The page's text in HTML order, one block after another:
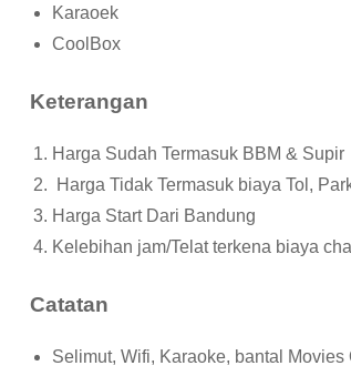
Karaoek
CoolBox
Keterangan
Harga Sudah Termasuk BBM & Supir
Harga Tidak Termasuk biaya Tol,
Harga Start Dari Bandung
Kelebihan jam/Telat terkena biaya
Catatan
Selimut, Wifi, Karaoke, bantal